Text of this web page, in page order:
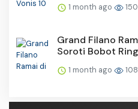
1 month ago
Grand Filano
Soroti Bobot
1 month ago